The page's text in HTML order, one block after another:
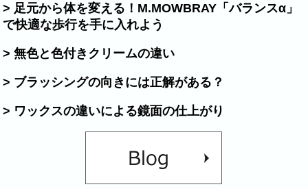
> 足元から体を変える！M.MOWBRAY「バランスα」
で快適な歩行を手に入れよう
> 無色と色付きクリームの違い
> ブラッシングの向きには正解がある？
> ワックスの違いによる鏡面の仕上がり